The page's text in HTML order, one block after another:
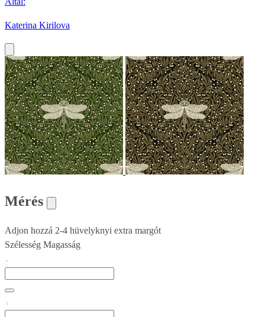
Katerina Kirilova
Mérés
Adjon hozzá 2-4 hüvelyknyi extra margót
Szélesség Magasság